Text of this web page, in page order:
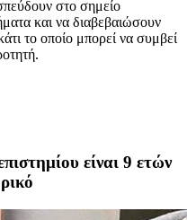
στο σημείο
και να διαβεβαιώσουν
το οποίο μπορεί να συμβεί
είναι 9 ετών